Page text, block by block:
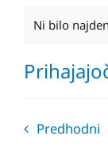
Notice
Ni bilo
Predhodni